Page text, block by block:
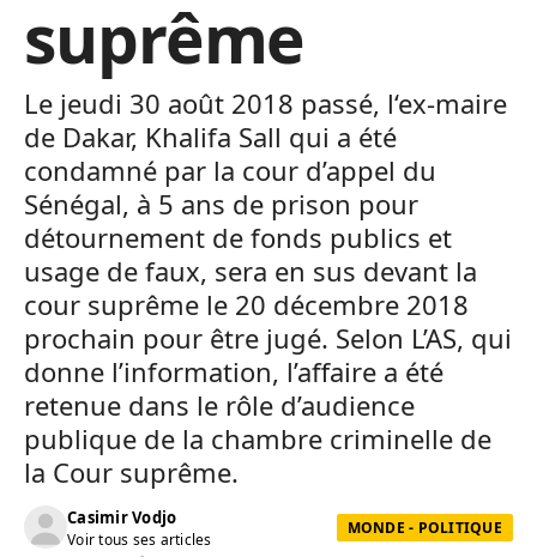
suprême
Le jeudi 30 août 2018 passé, l‘ex-maire
de Dakar, Khalifa Sall qui a été
condamné par la cour d’appel du
Sénégal, à 5 ans de prison pour
détournement de fonds publics et
usage de faux, sera en sus devant la
cour suprême le 20 décembre 2018
prochain pour être jugé. Selon L’AS, qui
donne l’information, l’affaire a été
retenue dans le rôle d’audience
publique de la chambre criminelle de
la Cour suprême.
Casimir Vodjo
Voir tous ses articles
MONDE - POLITIQUE